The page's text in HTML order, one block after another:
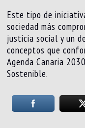
Este tipo de
sociedad más
justicia social y un
conceptos que
Agenda Canaria
Sostenible.